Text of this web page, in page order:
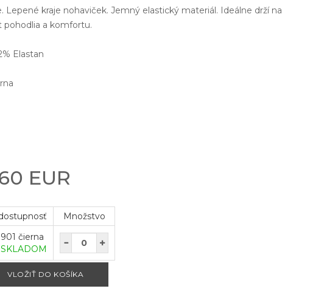
Lepené kraje nohaviček. Jemný elastický materiál. Ideálne drží na
pohodlia a komfortu.
Elastan
EUR
Množstvo
901 čierna
SKLADOM